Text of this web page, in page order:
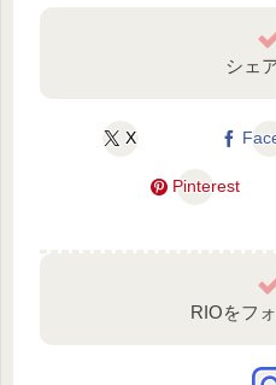
シェ
X
Pinterest
RIOをフ